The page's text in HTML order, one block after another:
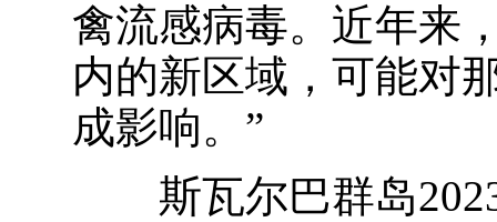
禽流感病毒。近年来
内的新区域，可能对
成影响。”
斯瓦尔巴群岛2023